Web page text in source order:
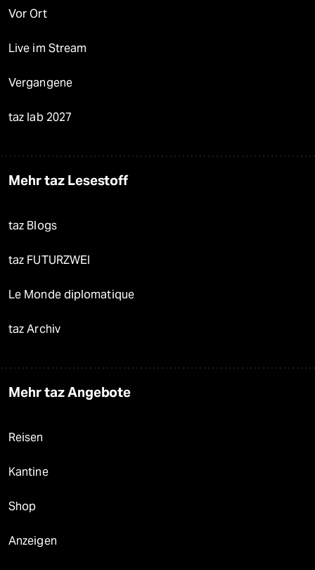
Vor Ort
Live im Stream
Vergangene
taz lab 2027
Mehr taz Lesestoff
taz Blogs
taz FUTURZWEI
Le Monde diplomatique
taz Archiv
Mehr taz Angebote
Reisen
Kantine
Shop
Anzeigen